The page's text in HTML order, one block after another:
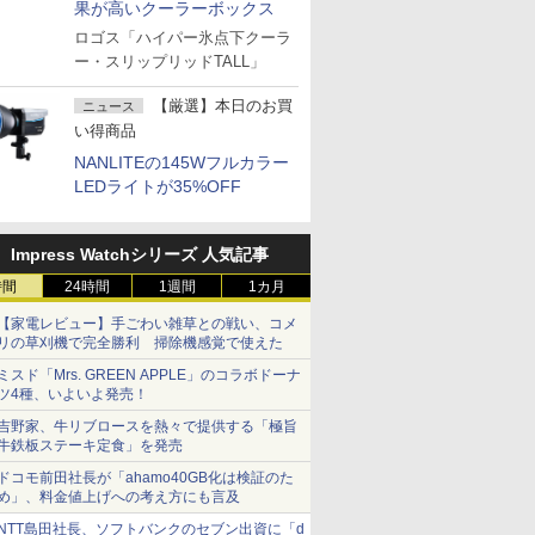
果が高いクーラーボックス
ロゴス「ハイパー氷点下クーラ
ー・スリップリッドTALL」
ニュース
【厳選】本日のお買
い得商品
NANLITEの145Wフルカラー
LEDライトが35%OFF
Impress Watchシリーズ 人気記事
24時間 1週間 1カ月
家電レビュー】手ごわい雑草との戦い、コメ
の草刈機で完全勝利 掃除機感覚で使えた
スド「Mrs. GREEN APPLE」のコラボドーナ
4種、いよいよ発売！
野家、牛リブロースを熱々で提供する「極旨
鉄板ステーキ定食」を発売
コモ前田社長が「ahamo40GB化は検証のた
」、料金値上げへの考え方にも言及
島田社長、ソフトバンクのセブン出資に「d